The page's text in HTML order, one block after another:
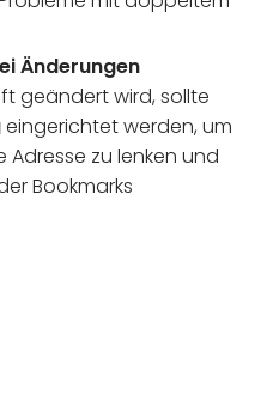
Änderungen
geändert wird, sollte
eingerichtet werden, um
zu lenken und
Bookmarks